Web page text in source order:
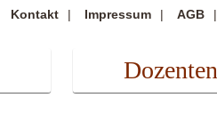
Kontakt Impressum AGB
Dozenten